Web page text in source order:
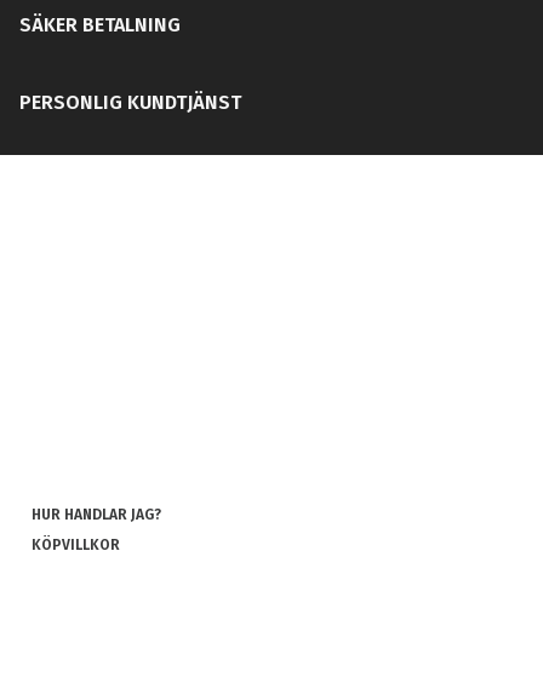
SÄKER BETALNING
PERSONLIG KUNDTJÄNST
HUR HANDLAR JAG?
KÖPVILLKOR